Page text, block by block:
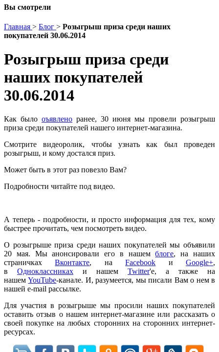
Вы смотрели
Главная > Блог > Розыгрыш приза среди наших
покупателей 30.06.2014
Розыгрыш приза среди
наших покупателей
30.06.2014
Как было оъявлено ранее, 30 июня мы провели розыгрыш
приза среди покупателей нашего интернет-магазина.
Смотрите видеоролик, чтобы узнать как был проведен
розыгрыш, и кому достался приз.
Может быть в этот раз повезло Вам?
Подробности читайте под видео.
А теперь - подробности, и просто информация для тех, кому
быстрее прочитать, чем посмотреть видео.
О розыгрыше приза среди наших покупателей мы объявили
20 мая. Мы анонсировали его в нашемблоге, на наших
страничкахВконтакте, наFacebook иGoogle+,
в Одноклассниках и нашем Twitter'е, а также на
нашемYouTube-канале. И, разумеется, мы писали Вам о нем в
нашей e-mail рассылке.
Для участия в розыгрыше мы просили наших покупателей
оставить отзыв о нашем интернет-магазине или рассказать о
своей покупке на любых сторонних на сторонних интернет-
ресурсах.